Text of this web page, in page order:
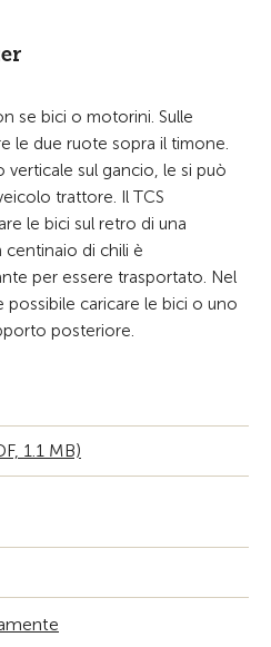
se bici o motorini. Sulle
le due ruote sopra il timone.
verticale sul gancio, le si può
trattore. Il TCS
le bici sul retro di una
di chili è
per essere trasportato. Nel
possibile caricare le bici o uno
posteriore.
1.1 MB)